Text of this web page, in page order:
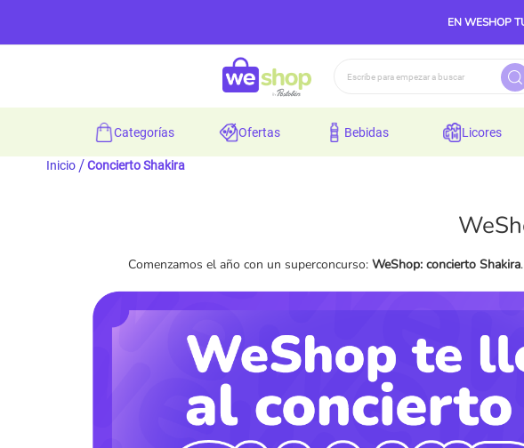
EN WESHOP
categorías ofertas bebidas licores
Inicio Concierto Shakira
Comenzamos el año con un superconcurso: WeShop: concierto Shakira